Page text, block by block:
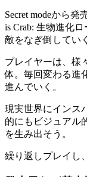
Secret modeから
is Crab: 生物進化
敵をなぎ倒していく
プレイヤーは、様
体。毎回変わる進
進んでいく。
現実世界にインス
的にもビジュアル
を生み出そう。
繰り返しプレイし